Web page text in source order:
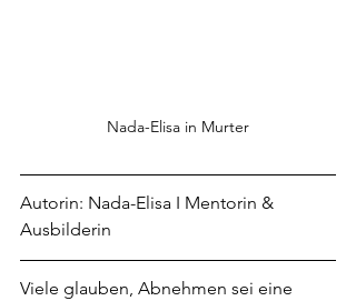
Nada-Elisa in Murter
Autorin: Nada-Elisa I Mentorin &
Ausbilderin
Viele glauben, Abnehmen sei eine